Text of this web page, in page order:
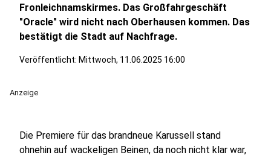
Fronleichnamskirmes. Das Großfahrgeschäft
"Oracle" wird nicht nach Oberhausen kommen. Das
bestätigt die Stadt auf Nachfrage.
Veröffentlicht: Mittwoch, 11.06.2025 16:00
Anzeige
Die Premiere für das brandneue Karussell stand
ohnehin auf wackeligen Beinen, da noch nicht klar war,